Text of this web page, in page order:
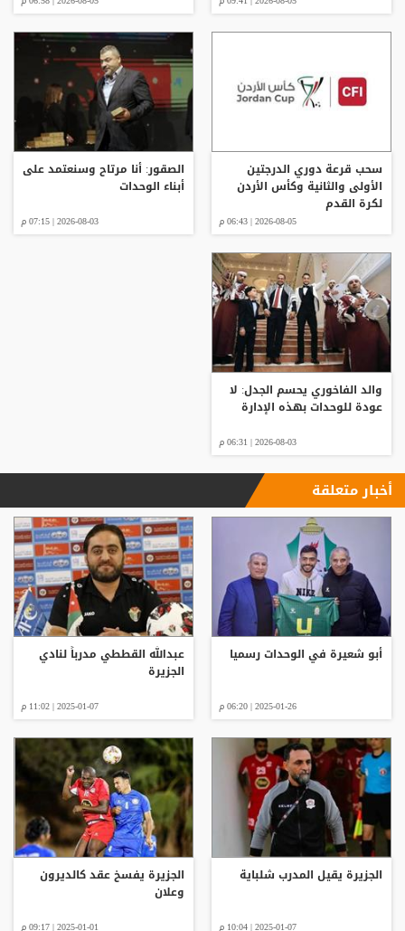
سحب قرعة دوري الدرجتين
الأولى والثانية وكأس الأردن
لكرة القدم
2026-08-05 | 06:43 م
الصقور: أنا مرتاح وسنعتمد على
أبناء الوحدات
2026-08-03 | 07:15 م
والد الفاخوري يحسم الجدل: لا
عودة للوحدات بهذه الإدارة
2026-08-03 | 06:31 م
أخبار متعلقة
أبو شعيرة في الوحدات رسميا
2025-01-26 | 06:20 م
عبدالله القططي مدرباً لنادي
الجزيرة
2025-01-07 | 11:02 م
الجزيرة يقيل المدرب شلباية
2025-01-07 | 10:04 م
الجزيرة يفسخ عقد كالديرون
وعلان
2025-01-01 | 09:17 م